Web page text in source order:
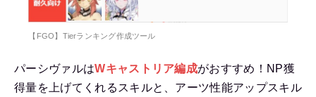
【FGO】Tierランキング作成ツール
パーシヴァルはWキャストリア編成がおすすめ！NP獲
得量を上げてくれるスキルと、アーツ性能アップスキル